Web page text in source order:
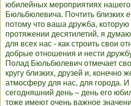
юбилейных мероприятиях
Бюльбюлевича. Почтить близких
потому что ваша дружба, которую
протяжении десятилетий, я
для всех нас - как строить свои
добрые отношения и нести
Полад Бюльбюлевич отмечает
кругу близких, друзей и, конечно
атмосферу для нас, для города.
сегодняшний день – день его
тоже имеют очень важное